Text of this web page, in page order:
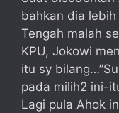
bahkan dia
Tengah malah
KPU, Jokowi
itu sy
pada milih2 ini-
Lagi pula Ahok